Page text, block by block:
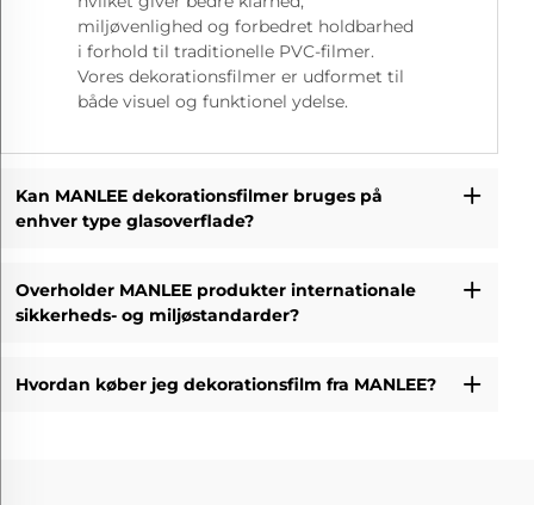
miljøvenlighed og forbedret holdbarhed
i forhold til traditionelle PVC-filmer.
Vores dekorationsfilmer er udformet til
både visuel og funktionel ydelse.
Kan MANLEE dekorationsfilmer bruges på
enhver type glasoverflade?
Overholder MANLEE produkter internationale
sikkerheds- og miljøstandarder?
Hvordan køber jeg dekorationsfilm fra MANLEE?